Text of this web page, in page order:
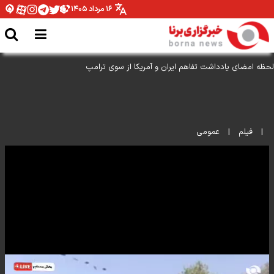
۱۶ مرداد ۱۴۰۵
لحظه امضای یادداشت تفاهم ایران و آمریکا از سوی ترامپ
| فیلم | عمومی